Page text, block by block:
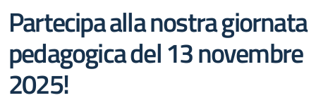
Partecipa alla nostra giornata
pedagogica del 13 novembre
2025!